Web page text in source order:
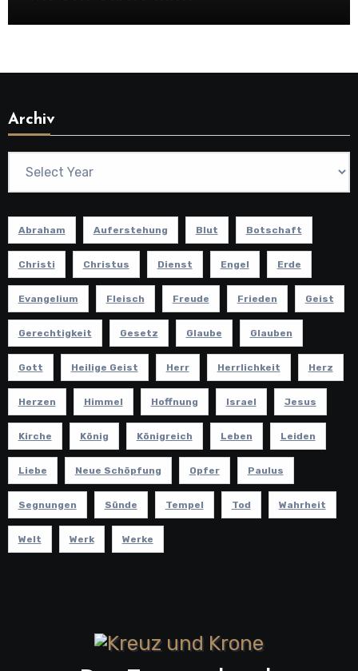
Archiv
Abraham Auferstehung Blut Botschaft
Christi Christus Dienst Engel Erde
Evangelium Fleisch Freude Frieden Geist
Gerechtigkeit Gesetz Glaube Glauben
Gott Heilige Geist Herr Herrlichkeit Herz
Herzen Himmel Hoffnung Israel Jesus
Kirche König Königreich Leben Leiden
Liebe Neue Schöpfung Opfer Paulus
Segnungen Sünde Tempel Tod Wahrheit
Welt Werk Werke